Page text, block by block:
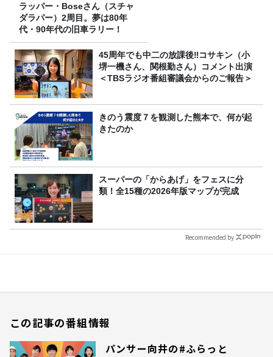
ラッパー・Boseさん（スチャ
ダラパー）2周目。夢は80年
代・90年代の旧車ラリー！
45周年でも中二の放課後‼コサキン（小
堺一機さん、関根勤さん）コメント出演
＜TBSラジオ番組審議会からのご報告＞
きのう震度７を観測した熊本で、何が起
きたのか
スーパーの「からあげ」をフェスに分
類！全15種の2026年版マップが完成
Recommended by
この記事の番組情報
パンサー向井の#ふらっと